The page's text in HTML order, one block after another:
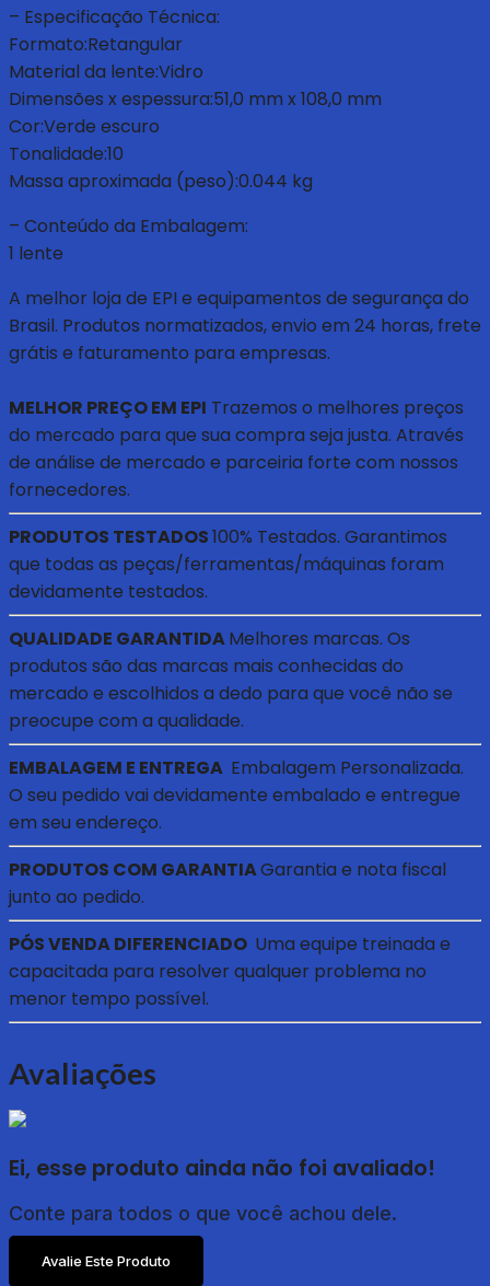
– Especificação Técnica:
Formato:Retangular
Material da lente:Vidro
Dimensões x espessura:51,0 mm x 108,0 mm
Cor:Verde escuro
Tonalidade:10
Massa aproximada (peso):0.044 kg
– Conteúdo da Embalagem:
1 lente
A melhor loja de EPI e equipamentos de segurança do
Brasil. Produtos normatizados, envio em 24 horas, frete
grátis e faturamento para empresas.
MELHOR PREÇO EM EPI Trazemos o melhores preços
do mercado para que sua compra seja justa. Através
de análise de mercado e parceiria forte com nossos
fornecedores.
PRODUTOS TESTADOS100% Testados. Garantimos
que todas as peças/ferramentas/máquinas foram
devidamente testados.
QUALIDADE GARANTIDAMelhores marcas. Os
produtos são das marcas mais conhecidas do
mercado e escolhidos a dedo para que você não se
preocupe com a qualidade.
EMBALAGEM E ENTREGA Embalagem Personalizada.
O seu pedido vai devidamente embalado e entregue
em seu endereço.
PRODUTOS COM GARANTIAGarantia e nota fiscal
junto ao pedido.
PÓS VENDA DIFERENCIADO Uma equipe treinada e
capacitada para resolver qualquer problema no
menor tempo possível.
Avaliações
Ei, esse produto ainda não foi avaliado!
Conte para todos o que você achou dele.
Avalie Este Produto